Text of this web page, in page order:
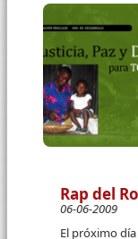
Rap del
06-06-2009
El próximo